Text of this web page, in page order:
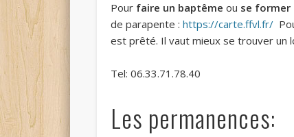
Pour faire un baptême ou se former
de parapente : https://carte.ffvl.fr/
est prêté. Il vaut mieux se trouver un
Tel: 06.33.71.78.40
Les permanences: